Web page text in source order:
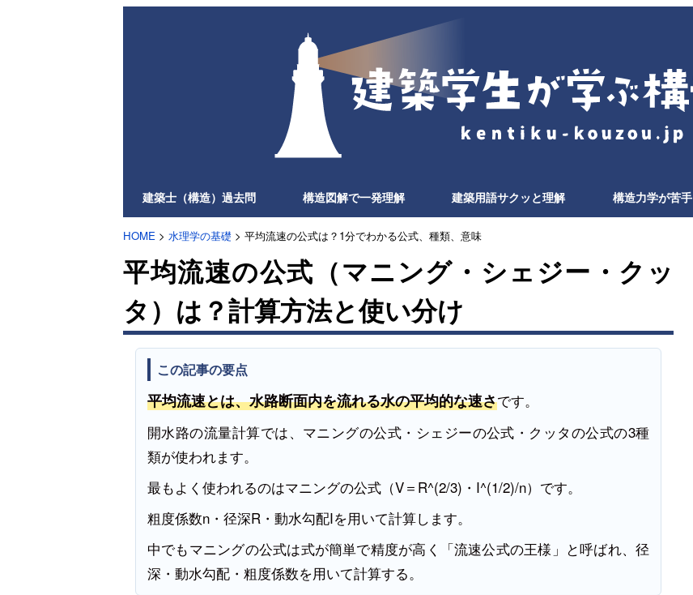
建築士（構造）過去問 構造図解で一発理解 建築用語サクッと理解 構造力学が苦手
HOME > 水理学の基礎 > 平均流速の公式は？1分でわかる公式、種類、意味
平均流速の公式（マニング・シェジー・クッ
タ）は？計算方法と使い分け
この記事の要点
平均流速とは、水路断面内を流れる水の平均的な速さです。
開水路の流量計算では、マニングの公式・シェジーの公式・クッタの公式の3種
類が使われます。
最もよく使われるのはマニングの公式（V＝R^(2/3)・I^(1/2)/n）です。
粗度係数n・径深R・動水勾配Iを用いて計算します。
中でもマニングの公式は式が簡単で精度が高く「流速公式の王様」と呼ばれ、径
深・動水勾配・粗度係数を用いて計算する。